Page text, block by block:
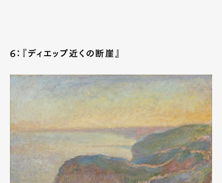
6：『ディエップ近くの断崖』